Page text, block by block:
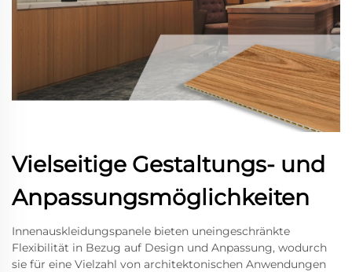
Vielseitige Gestaltungs- und
Anpassungsmöglichkeiten
Innenauskleidungspanele bieten uneingeschränkte
Flexibilität in Bezug auf Design und Anpassung, wodurch
sie für eine Vielzahl von architektonischen Anwendungen